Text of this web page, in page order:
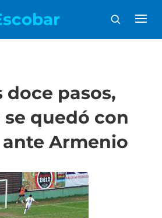
doce pasos,
se quedó con
Armenio